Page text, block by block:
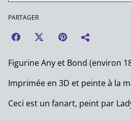
PARTAGER
Figurine Any et Bond (environ
Imprimée en 3D et peinte à la
Ceci est un fanart, peint par